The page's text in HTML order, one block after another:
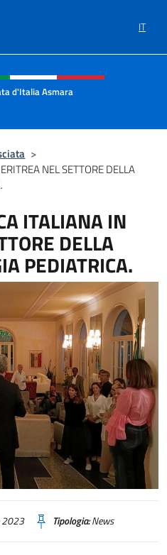
IT
social e menù
d'Italia Asmara
>
NEL SETTORE DELLA
ITALIANA IN
DELLA
PEDIATRICA.
2023 Tipologia:News